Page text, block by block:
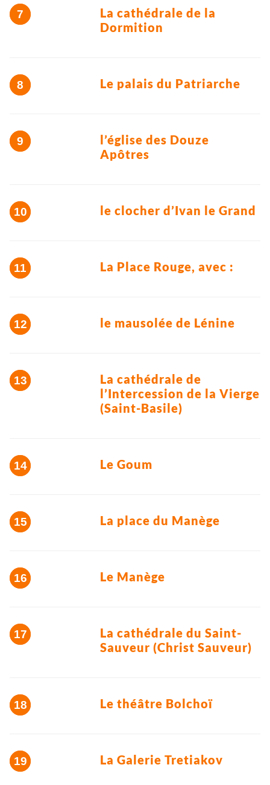
La cathédrale de la
Dormition
Le palais du Patriarche
l’église des Douze
Apôtres
le clocher d’Ivan le Grand
La Place Rouge, avec :
le mausolée de Lénine
La cathédrale de
l’Intercession de la Vierge
(Saint-Basile)
Le Goum
La place du Manège
Le Manège
La cathédrale du Saint-
Sauveur (Christ Sauveur)
Le théâtre Bolchoï
La Galerie Tretiakov